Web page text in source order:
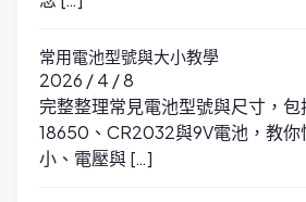
常用電池型號與大小教學
2026 / 4 / 8
完整整理常見電池型號與尺寸，包
18650、CR2032與9V電池，教你
小、電壓與 […]